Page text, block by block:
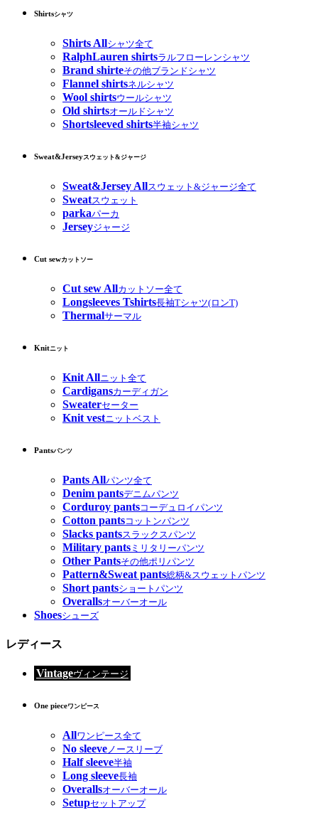
Shirtsシャツ
Shirts Allシャツ全て
RalphLauren shirtsラルフローレンシャツ
Brand shirteその他ブランドシャツ
Flannel shirtsネルシャツ
Wool shirtsウールシャツ
Old shirtsオールドシャツ
Shortsleeved shirts半袖シャツ
Sweat&Jerseyスウェット&ジャージ
Sweat&Jersey Allスウェット&ジャージ全て
Sweatスウェット
parkaパーカ
Jerseyジャージ
Cut sewカットソー
Cut sew Allカットソー全て
Longsleeves Tshirts長袖Tシャツ(ロンT)
Thermalサーマル
Knitニット
Knit Allニット全て
Cardigansカーディガン
Sweaterセーター
Knit vestニットベスト
Pantsパンツ
Pants Allパンツ全て
Denim pantsデニムパンツ
Corduroy pantsコーデュロイパンツ
Cotton pantsコットンパンツ
Slacks pantsスラックスパンツ
Military pants ミリタリーパンツ
Other Pantsその他ポリパンツ
Pattern&Sweat pants総柄&スウェットパンツ
Short pantsショートパンツ
Overallsオーバーオール
Shoesシューズ
レディース
Vintageヴィンテージ
One pieceワンピース
Allワンピース全て
No sleeveノースリーブ
Half sleeve半袖
Long sleeve長袖
Overallsオーバーオール
Setupセットアップ